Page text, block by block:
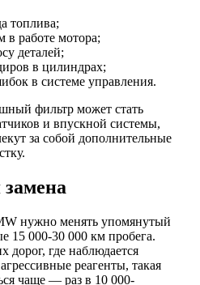
топлива;
в работе мотора;
деталей;
в цилиндрах;
в системе управления.
фильтр может стать
и впускной системы,
за собой дополнительные
замена
нужно менять упомянутый
15 000-30 000 км пробега.
дорог, где наблюдается
реагенты, такая
чаще — раз в 10 000-